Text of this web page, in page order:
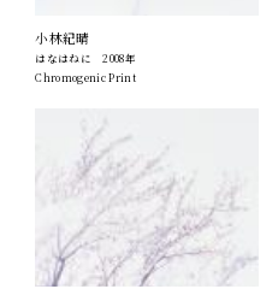
小林紀晴
はなはねに 2008年
Chromogenic Print